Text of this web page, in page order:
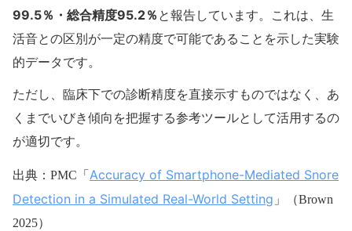
99.5％・総合精度95.2％ と報告しています。これは、生
活音との区別が一定の精度で可能であることを示した実験
的データです。
ただし、臨床下での診断精度を直接示すものではなく、あ
くまでいびき傾向を把握する参考ツールとして活用するの
が適切です。
出典：PMC「 Accuracy of Smartphone-Mediated Snore
Detection in a Simulated Real-World Setting 」（Brown
2025）